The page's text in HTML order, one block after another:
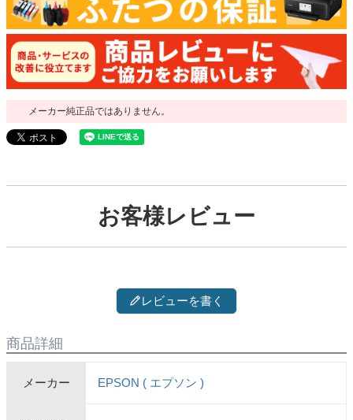
メーカー純正品ではありません。
お客様レビュー
レビューを書く
商品詳細
メーカー EPSON ( エプソン )